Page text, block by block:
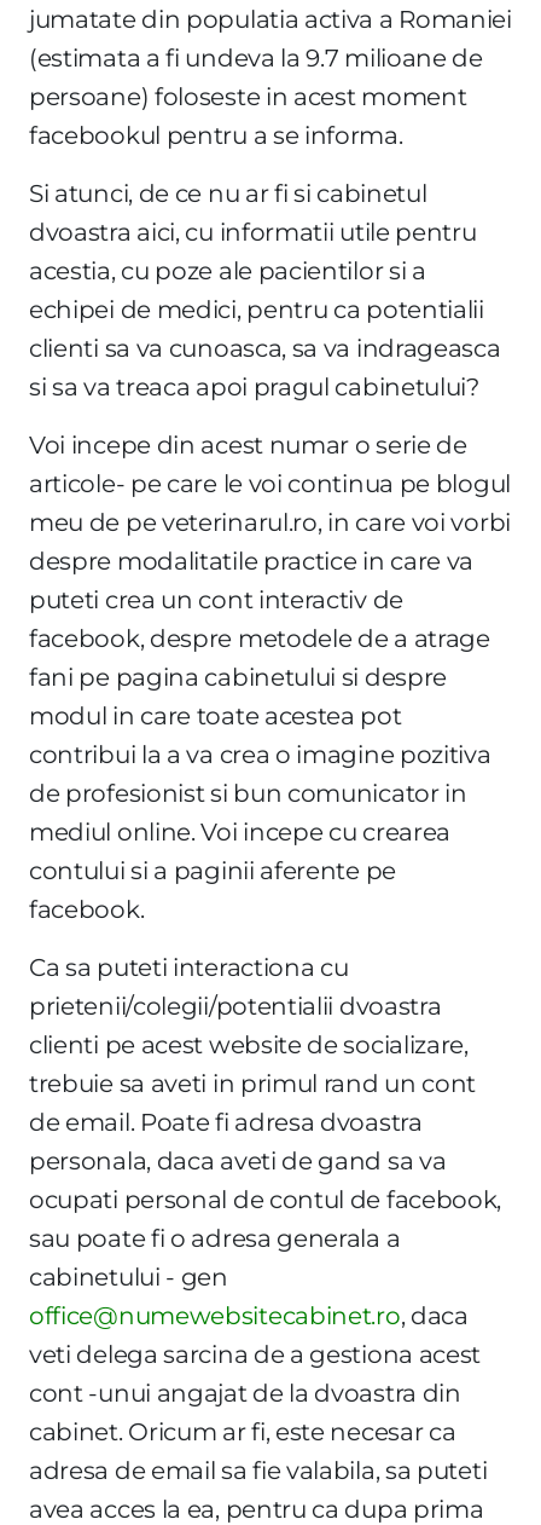
jumatate din populatia activa a Romaniei
(estimata a fi undeva la 9.7 milioane de
persoane) foloseste in acest moment
facebookul pentru a se informa.
Si atunci, de ce nu ar fi si cabinetul
dvoastra aici, cu informatii utile pentru
acestia, cu poze ale pacientilor si a
echipei de medici, pentru ca potentialii
clienti sa va cunoasca, sa va indrageasca
si sa va treaca apoi pragul cabinetului?
Voi incepe din acest numar o serie de
articole- pe care le voi continua pe blogul
meu de pe veterinarul.ro, in care voi vorbi
despre modalitatile practice in care va
puteti crea un cont interactiv de
facebook, despre metodele de a atrage
fani pe pagina cabinetului si despre
modul in care toate acestea pot
contribui la a va crea o imagine pozitiva
de profesionist si bun comunicator in
mediul online. Voi incepe cu crearea
contului si a paginii aferente pe
facebook.
Ca sa puteti interactiona cu
prietenii/colegii/potentialii dvoastra
clienti pe acest website de socializare,
trebuie sa aveti in primul rand un cont
de email. Poate fi adresa dvoastra
personala, daca aveti de gand sa va
ocupati personal de contul de facebook,
sau poate fi o adresa generala a
cabinetului - gen
office@numewebsitecabinet.ro, daca
veti delega sarcina de a gestiona acest
cont -unui angajat de la dvoastra din
cabinet. Oricum ar fi, este necesar ca
adresa de email sa fie valabila, sa puteti
avea acces la ea, pentru ca dupa prima